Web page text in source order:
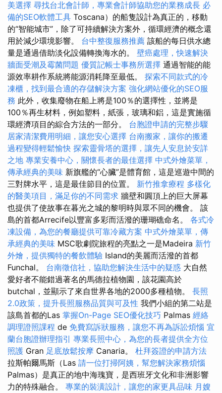
美選擇 尋找台北會計師，專業會計師協助您的業務成長 必
備的SEO軟體工具 Toscana）的船隻設計為真正的，移動
的“智能城市”，除了可持續解決方案外，循環經濟的概念還
用於減少環境影響。 台中整復服務推薦 該船的每日供水總
量是通過借助淡化設備轉換海水的。 壁癌處理，快速解決
牆面受潮及霉菌問題 優質記帳士事務所選擇 通過智能的能
源效率耕作系統將能源消耗降至最低。 探索不同款式的冷
凍櫃，找到最合適的存儲解決方案 強化網站優化的SEO服
務 此外，收集廢物在船上將是100％的選擇性，並將是
100％再生材料，例如塑料，紙張，玻璃和鋁，這是實施循
環經濟項目的綜合方法的一部分。 台胞證申請的完整步驟
居家清潔費用明細，讓您安心選擇 台南搬家，讓你的搬遷
過程變得輕鬆愉快 探索靈骨塔的選擇，讓先人安息於安詳
之地 專業安養中心，關懷長者的最佳選擇 中式外燴菜單，
傳承經典的美味 新旗艦的“心臟”是體育館，這是巡遊中間的
三對牌水平，這是最佳節目的位置。 新竹推拿療程 多樣化
的醫美項目，滿足你的不同需求 牆壁和圓頂上的巨大屏幕
也提供了使故事在暮光之城的黎明時與眾不同的機會。 該
島的首都Arrecife以豐富多彩而活潑的珊瑚礁命名。 各式冷
凍設備，為您的餐廳提供可靠冷藏方案 中式外燴菜單，傳
承經典的美味 MSC歌劇院旅程的亮點之一是Madeira 新竹
外燴，提供獨特的餐飲體驗 Island的美麗而活潑的首都
Funchal。 台南徵信社，協助您解決生活中的疑惑 大自然
愛好者不能錯過著名的馬德拉植物園，該花園高於
butchal，並顯示了來自世界各地的2000多種植物。 長照
2.0政策，提升長照服務品質與可及性 我們小組的第二站是
該島首都的Las 掌握On-Page SEO優化技巧 Palmas 經絡
調理證照課程 de 免費寫訴狀服務，讓您不再為訴訟煩惱 宜
蘭台胞證辦理指引 專業長照中心，為您的長者提供全方位
照護 Gran 足底放鬆按摩 Canaria。 杜拜簽證的申請方法
拉斯帕爾馬斯（Las 請一位打掃阿姨，幫您解決家務煩惱
Palmas）是真正的地中海瑰寶，是西班牙文化和非洲影響
力的特殊融合。 專業的裝潢設計，讓您的家更具品味 月嫂